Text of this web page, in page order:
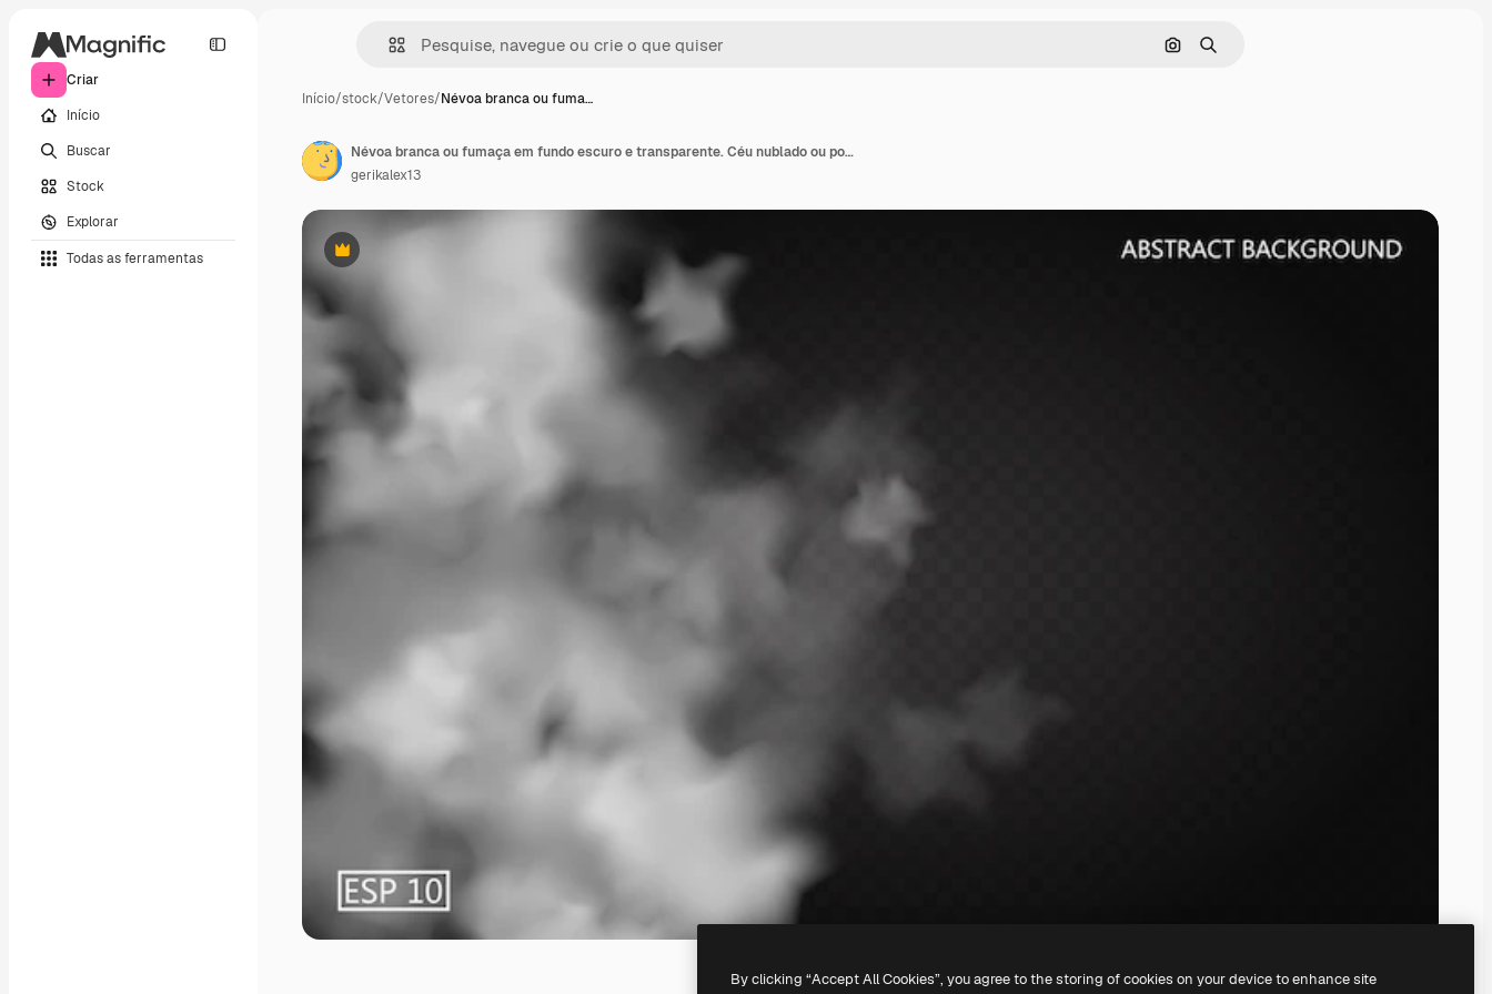
Criar
Início
Buscar
Stock
Explorar
Todas as ferramentas
Pesquisar por imagem
Buscar
Início/stock/Vetores/Névoa branca ou fuma…
Premium
Névoa branca ou fumaça em fundo escuro e transparente. Céu nublado ou poluição atmosférica. Ilustração
gerikalex13
By clicking “Accept All Cookies”, you agree to the storing of cookies on your device to enhance site